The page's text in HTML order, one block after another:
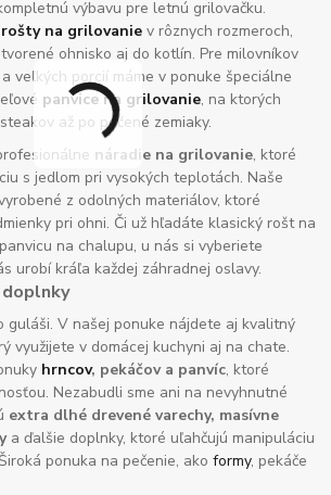
výbavu pre letnú grilovačku.
rošty na grilovanie v rôznych rozmeroch,
ohnisko aj do kotlín. Pre milovníkov
veľkých porcií máme v ponuke špeciálne
panvice na grilovanie, na ktorých
až po pečené zemiaky.
náradie na grilovanie, ktoré
s jedlom pri vysokých teplotách. Naše
z odolných materiálov, ktoré
pri ohni. Či už hľadáte klasický rošt na
na chalupu, u nás si vyberiete
urobí kráľa každej záhradnej oslavy.
doplnky
guláši. V našej ponuke nájdete aj kvalitný
využijete v domácej kuchyni aj na chate.
hrncov, pekáčov a panvíc, ktoré
Nezabudli sme ani na nevyhnutné
extra dlhé drevené varechy, masívne
a ďalšie doplnky, ktoré uľahčujú manipuláciu
ponuka na pečenie, akoformy, pekáče